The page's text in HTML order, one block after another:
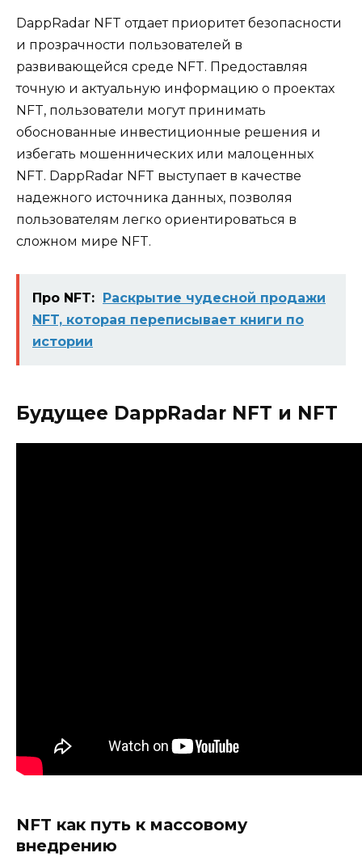
DappRadar NFT отдает приоритет безопасности
и прозрачности пользователей в
развивающейся среде NFT. Предоставляя
точную и актуальную информацию о проектах
NFT, пользователи могут принимать
обоснованные инвестиционные решения и
избегать мошеннических или малоценных
NFT. DappRadar NFT выступает в качестве
надежного источника данных, позволяя
пользователям легко ориентироваться в
сложном мире NFT.
Про NFT: Раскрытие чудесной продажи
NFT, которая переписывает книги по
истории
Будущее DappRadar NFT и NFT
NFT как путь к массовому
внедрению